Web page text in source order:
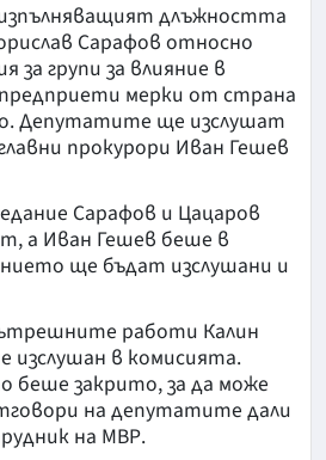
длъжността
Сарафов относно
за групи за влияние в
мерки от страна
Депутатите ще изслушат
прокурори Иван Гешев
Сарафов и Цацаров
а Иван Гешев беше в
ще бъдат изслушани и
работи Калин
изслушан в комисията.
беше закрито, за да може
на депутатите дали
на МВР.